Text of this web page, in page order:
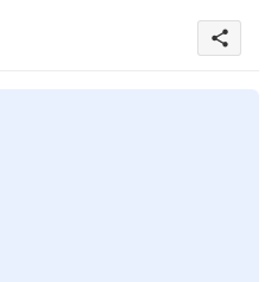
share